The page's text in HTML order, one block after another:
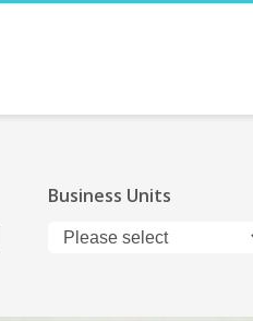
Business Units